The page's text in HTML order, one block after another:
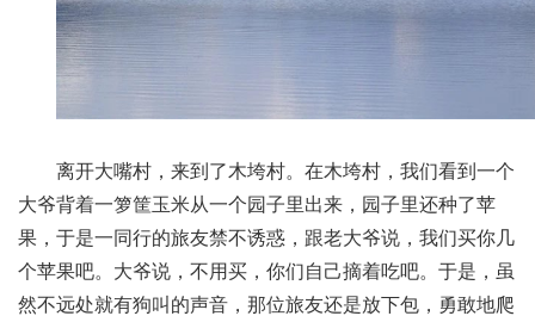
离开大嘴村，来到了木垮村。在木垮村，我们看到一个
大爷背着一箩筐玉米从一个园子里出来，园子里还种了苹
果，于是一同行的旅友禁不诱惑，跟老大爷说，我们买你几
个苹果吧。大爷说，不用买，你们自己摘着吃吧。于是，虽
然不远处就有狗叫的声音，那位旅友还是放下包，勇敢地爬